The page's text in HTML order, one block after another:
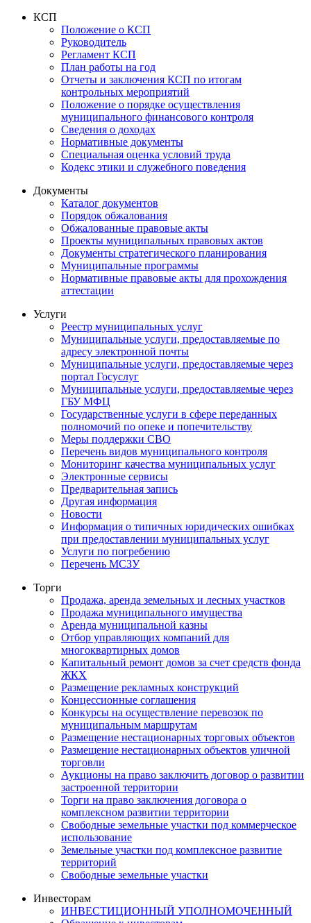
КСП
Положение о КСП
Руководитель
Регламент КСП
План работы на год
Отчеты и заключения КСП по итогам
контрольных мероприятий
Положение о порядке осуществления
муниципального финансового контроля
Сведения о доходах
Нормативные документы
Специальная оценка условий труда
Кодекс этики и служебного поведения
Документы
Каталог документов
Порядок обжалования
Обжалованные правовые акты
Проекты муниципальных правовых актов
Документы стратегического планирования
Муниципальные программы
Нормативные правовые акты для прохождения
аттестации
Услуги
Реестр муниципальных услуг
Муниципальные услуги, предоставляемые по
адресу электронной почты
Муниципальные услуги, предоставляемые через
портал Госуслуг
Муниципальные услуги, предоставляемые через
ГБУ МФЦ
Государственные услуги в сфере переданных
полномочий по опеке и попечительству
Меры поддержки СВО
Перечень видов муниципального контроля
Мониторинг качества муниципальных услуг
Электронные сервисы
Предварительная запись
Другая информация
Новости
Информация о типичных юридических ошибках
при предоставлении муниципальных услуг
Услуги по погребению
Перечень МСЗУ
Торги
Продажа, аренда земельных и лесных участков
Продажа муниципального имущества
Аренда муниципальной казны
Отбор управляющих компаний для
многоквартирных домов
Капитальный ремонт домов за счет средств фонда
ЖКХ
Размещение рекламных конструкций
Концессионные соглашения
Конкурсы на осуществление перевозок по
муниципальным маршрутам
Размещение нестационарных торговых объектов
Размещение нестационарных объектов уличной
торговли
Аукционы на право заключить договор о развитии
застроенной территории
Торги на право заключения договора о
комплексном развитии территории
Свободные земельные участки под коммерческое
использование
Земельные участки под комплексное развитие
территорий
Свободные земельные участки
Инвесторам
ИНВЕСТИЦИОННЫЙ УПОЛНОМОЧЕННЫЙ